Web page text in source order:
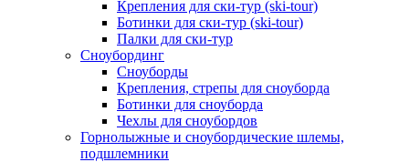
Крепления для ски-тур (ski-tour)
Ботинки для ски-тур (ski-tour)
Палки для ски-тур
Сноубординг
Сноуборды
Крепления, стрепы для сноуборда
Ботинки для сноуборда
Чехлы для сноубордов
Горнолыжные и сноубордические шлемы,
подшлемники